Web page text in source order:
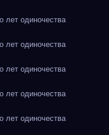
лет одиночества
лет одиночества
лет одиночества
лет одиночества
лет одиночества